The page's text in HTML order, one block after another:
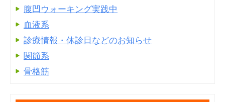
腹凹ウォーキング実践中
血液系
診療情報・休診日などのお知らせ
関節系
骨格筋